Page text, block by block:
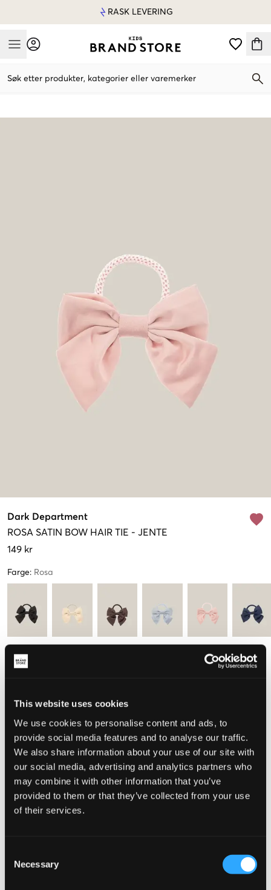
This website uses cookies
We use cookies to personalise content and ads, to
provide social media features and to analyse our traffic.
We also share information about your use of our site with
our social media, advertising and analytics partners who
may combine it with other information that you’ve
provided to them or that they’ve collected from your use
of their services.
Selection
Necessary
RASK LEVERING
Mobile Menu
Søk etter produkter, kategorier eller varemerker
Dark Department
ROSA SATIN BOW HAIR TIE - JENTE
149 kr
Farge: Rosa
Kun 1
igjen
Opplevd størrelse
Liten Riktig Stor
Rask levering
Fri frakt over 999 kr